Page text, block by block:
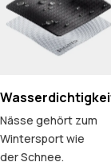
Nässe gehört zum
Wintersport wie
der Schnee.